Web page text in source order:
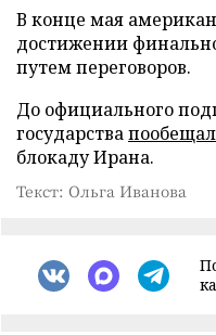
В конце мая
достижении
путем переговоров.
До официального
государствапообещал
блокаду Ирана.
Текст: Ольга Иванова